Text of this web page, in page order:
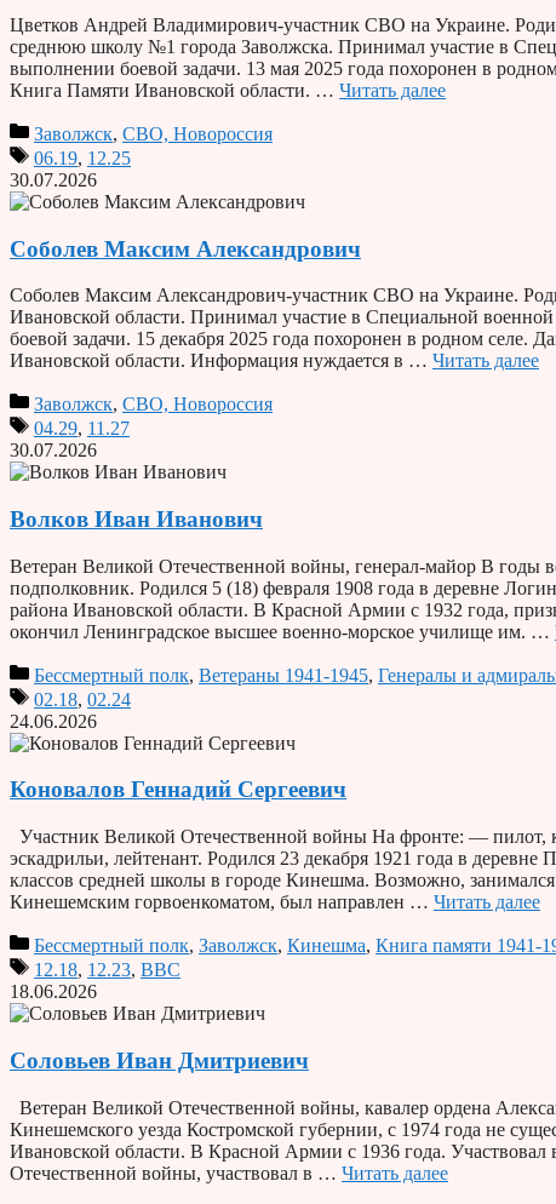
Цветков Андрей Владимирович-участник СВО на Украине.
среднюю школу №1 города Заволжска. Принимал участие в
выполнении боевой задачи. 13 мая 2025 года похоронен в
Книга Памяти Ивановской области. … Читать далее
Заволжск, СВО, Новороссия
06.19, 12.25
30.07.2026
Соболев Максим Александрович
Соболев Максим Александрович-участник СВО на Украине.
Ивановской области. Принимал участие в Специальной
боевой задачи. 15 декабря 2025 года похоронен в родном
Ивановской области. Информация нуждается в … Читать далее
Заволжск, СВО, Новороссия
04.29, 11.27
30.07.2026
Волков Иван Иванович
Ветеран Великой Отечественной войны, генерал-майор В
подполковник. Родился 5 (18) февраля 1908 года в деревне
района Ивановской области. В Красной Армии с 1932 года,
окончил Ленинградское высшее военно-морское училище им. …
Бессмертный полк, Ветераны 1941-1945, Генералы и
02.18, 02.24
24.06.2026
Коновалов Геннадий Сергеевич
Участник Великой Отечественной войны На фронте: — пилот,
эскадрильи, лейтенант. Родился 23 декабря 1921 года в
классов средней школы в городе Кинешма. Возможно,
Кинешемским горвоенкоматом, был направлен … Читать далее
Бессмертный полк, Заволжск, Кинешма, Книга памяти 1941-
12.18, 12.23, ВВС
18.06.2026
Соловьев Иван Дмитриевич
Ветеран Великой Отечественной войны, кавалер ордена
Кинешемского уезда Костромской губернии, с 1974 года не
Ивановской области. В Красной Армии с 1936 года. Участвовал
Отечественной войны, участвовал в … Читать далее